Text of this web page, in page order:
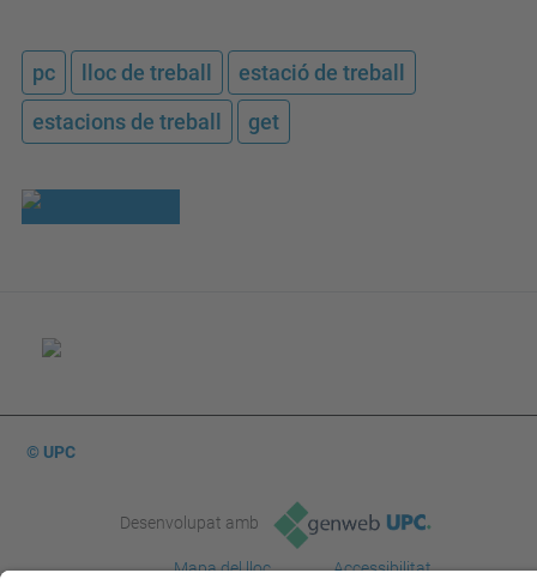
pc lloc de treball
estació de treball
estacions de treball
get
© UPC
Desenvolupat amb
Mapa del lloc Accessibilitat